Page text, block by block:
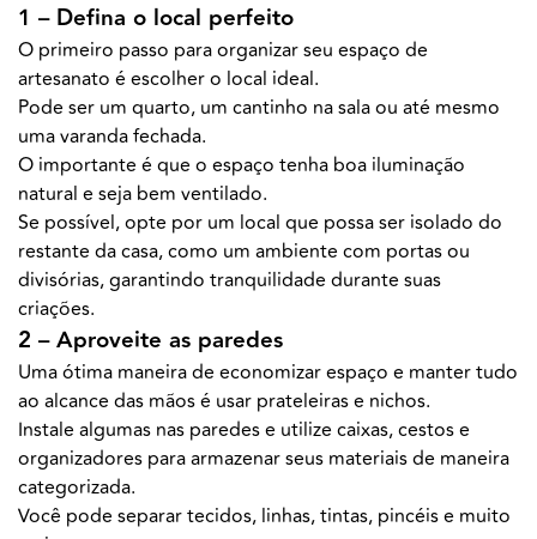
1 – Defina o local perfeito
O primeiro passo para organizar seu espaço de
artesanato é escolher o local ideal.
Pode ser um quarto, um cantinho na sala ou até mesmo
uma varanda fechada.
O importante é que o espaço tenha boa iluminação
natural e seja bem ventilado.
Se possível, opte por um local que possa ser isolado do
restante da casa, como um ambiente com portas ou
divisórias, garantindo tranquilidade durante suas
criações.
2 – Aproveite as paredes
Uma ótima maneira de economizar espaço e manter tudo
ao alcance das mãos é usar prateleiras e nichos.
Instale algumas nas paredes e utilize caixas, cestos e
organizadores para armazenar seus materiais de maneira
categorizada.
Você pode separar tecidos, linhas, tintas, pincéis e muito